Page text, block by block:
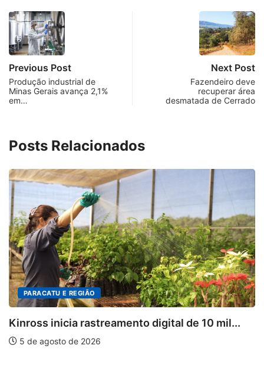
Previous Post
Produção industrial de
Minas Gerais avança 2,1%
em…
Next Post
Fazendeiro deve
recuperar área
desmatada de Cerrado
Posts Relacionados
digital de 10 mil...
DESTAQUES
Mia Couto,